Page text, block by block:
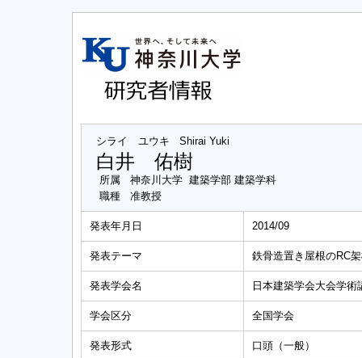
シライ ユウキ Shirai Yuki
白井 佑樹
所属
神奈川大学 建築学部 建築学科
職種
准教授
発表年月日 2014/09
発表テーマ 鉄骨造置き屋根のRC
発表学会名 日本建築学会大会学術
学会区分 全国学会
発表形式 口頭（一般）